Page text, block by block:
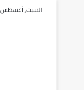
السبت, أغسطس 8 2026